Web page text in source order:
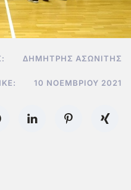
ΔΗΜΉΤΡΗΣ ΑΣΩΝΊΤΗΣ
10 ΝΟΕΜΒΡΊΟΥ 2021